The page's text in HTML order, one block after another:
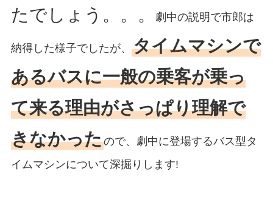
たでしょう。。。
劇中の説明で市郎は
納得した様子でしたが、 タイムマシンで
あるバスに一般の乗客が乗っ
て来る理由がさっぱり理解で
きなかったので、劇中に登場するバス型タ
イムマシンについて深掘りします!